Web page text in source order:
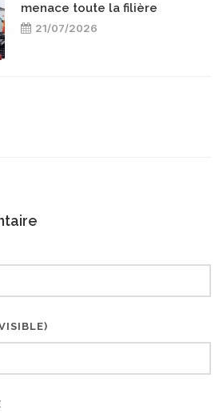
menace toute la filière
21/07/2026